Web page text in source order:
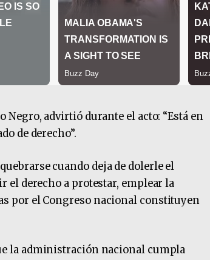
Negro, advirtió durante el acto: “Está en
de derecho”.
cuando deja de dolerle el
derecho a protestar, emplear la
por el Congreso nacional constituyen
la administración nacional cumpla